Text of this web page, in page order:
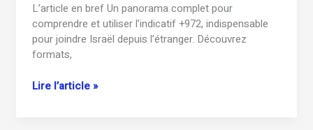
L’article en bref Un panorama complet pour
comprendre et utiliser l’indicatif +972, indispensable
pour joindre Israël depuis l’étranger. Découvrez
formats,
+972
Lire l’article »